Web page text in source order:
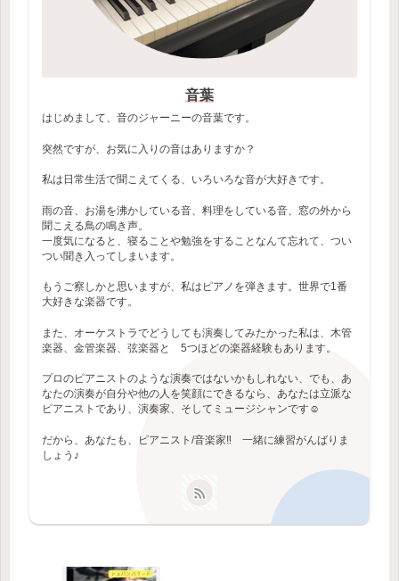
音葉
はじめまして、音のジャーニーの音葉です。
突然ですが、お気に入りの音はありますか？
私は日常生活で聞こえてくる、いろいろな音が大好きです。
雨の音、お湯を沸かしている音、料理をしている音、窓の外から
聞こえる鳥の鳴き声。
一度気になると、寝ることや勉強をすることなんて忘れて、つい
つい聞き入ってしまいます。
もうご察しかと思いますが、私はピアノを弾きます。世界で1番
大好きな楽器です。
また、オーケストラでどうしても演奏してみたかった私は、木管
楽器、金管楽器、弦楽器と 5つほどの楽器経験もあります。
プロのピアニストのような演奏ではないかもしれない、でも、あ
なたの演奏が自分や他の人を笑顔にできるなら、あなたは立派な
ピアニストであり、演奏家、そしてミュージシャンです☺️
だから、あなたも、ピアニスト/音楽家‼️ 一緒に練習がんばりま
しょう♪